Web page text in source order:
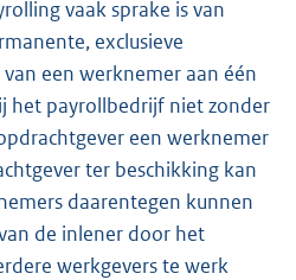
vaak sprake is van
exclusieve
een werknemer aan één
het payrollbedrijf niet zonder
een werknemer
ter beschikking kan
daarentegen kunnen
de inlener door het
werkgevers te werk